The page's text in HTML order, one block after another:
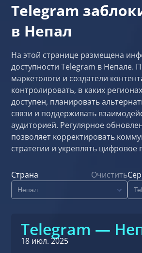
Telegram
в Непал
На этой странице размещена
доступности Telegram в Непале.
маркетологи и создатели
контролировать, в каких
доступен, планировать
связи и поддерживать
аудиторией. Регулярное
позволяет корректировать
стратегии и укреплять цифровое
Страна Очистить
Telegram —
18 июл. 2025